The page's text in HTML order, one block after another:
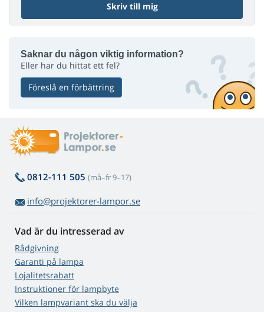
Skriv till mig
Saknar du någon viktig information?
Eller har du hittat ett fel?
Föreslå en förbättring
0812-111 505 (må–fr 9–17)
info@projektorer-lampor.se
Vad är du intresserad av
Rådgivning
Garanti på lampa
Lojalitetsrabatt
Instruktioner för lampbyte
Vilken lampvariant ska du välja